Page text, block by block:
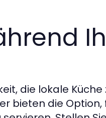
die lokale Küche
bieten die Option,